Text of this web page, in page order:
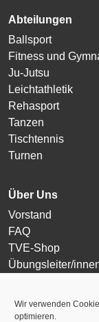
Wir verwenden
optimieren.
Abteilungen
Ballsport
Fitness und
Ju-Jutsu
Leichtathletik
Rehasport
Tanzen
Tischtennis
Turnen
Über Uns
Vorstand
FAQ
TVE-Shop
Übungsleiter/